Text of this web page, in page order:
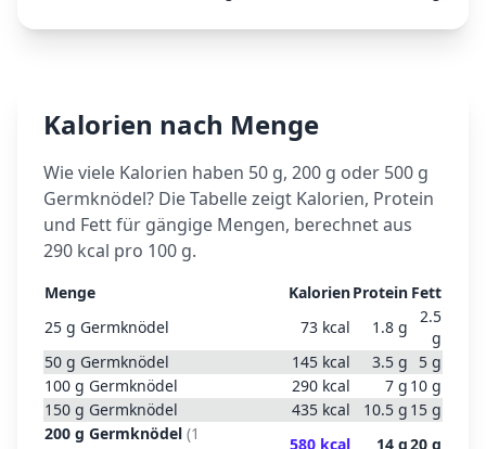
Kalorien nach Menge
Wie viele Kalorien haben 50 g, 200 g oder 500 g
Germknödel? Die Tabelle zeigt Kalorien, Protein
und Fett für gängige Mengen, berechnet aus
290 kcal pro 100 g.
Menge KalorienProtein Fett
25 g Germknödel 73 kcal 1.8 g
2.5
g
50 g Germknödel 145 kcal 3.5 g 5 g
100 g Germknödel 290 kcal 7 g 10 g
150 g Germknödel 435 kcal 10.5 g 15 g
200 g Germknödel (1
580 kcal 14 g20 g